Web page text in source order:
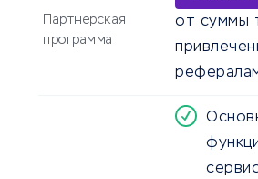
Партнерская
программа
от суммы